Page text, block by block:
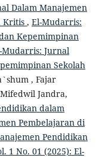
Dalam Manajemen
Kritis , El-Mudarris:
Kepemimpinan
Mudarris: Jurnal
Sekolah
, Fajar
Jandra,
dalam
Pembelajaran di
Pendidikan
1 No. 01 (2025): El-